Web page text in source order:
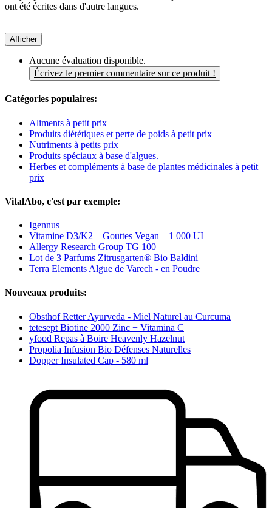
ont été écrites dans d'autre langues.
Afficher
Aucune évaluation disponible.
Écrivez le premier commentaire sur ce produit !
Catégories populaires:
Aliments à petit prix
Produits diététiques et perte de poids à petit prix
Nutriments à petits prix
Produits spéciaux à base d'algues.
Herbes et compléments à base de plantes médicinales à petit
prix
VitalAbo, c'est par exemple:
Igennus
Vitamine D3/K2 – Gouttes Vegan – 1 000 UI
Allergy Research Group TG 100
Lot de 3 Parfums Zitrusgarten® Bio Baldini
Terra Elements Algue de Varech - en Poudre
Nouveaux produits:
Obsthof Retter Ayurveda - Miel Naturel au Curcuma
tetesept Biotine 2000 Zinc + Vitamina C
yfood Repas à Boire Heavenly Hazelnut
Propolia Infusion Bio Défenses Naturelles
Dopper Insulated Cap - 580 ml